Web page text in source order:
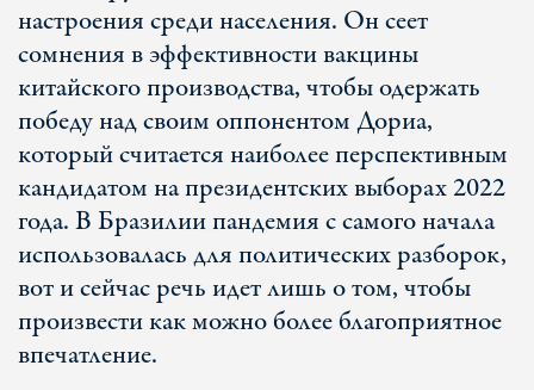
настроения среди населения. Он сеет
сомнения в эффективности вакцины
китайского производства, чтобы одержать
победу над своим оппонентом Дориа,
который считается наиболее перспективным
кандидатом на президентских выборах 2022
года. В Бразилии пандемия с самого начала
использовалась для политических разборок,
вот и сейчас речь идет лишь о том, чтобы
произвести как можно более благоприятное
впечатление.